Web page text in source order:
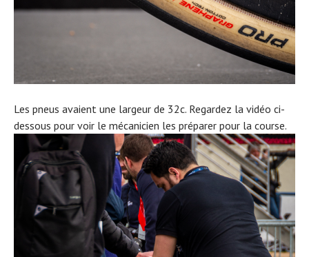
Les pneus avaient une largeur de 32c. Regardez la vidéo ci-
dessous pour voir le mécanicien les préparer pour la course.